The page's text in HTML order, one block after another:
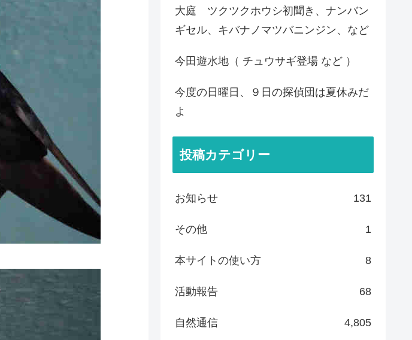
大庭 ツクツクホウシ初聞き、ナンバン
ギセル、キバナノマツバニンジン、など
今田遊水地（ チュウサギ登場 など ）
今度の日曜日、９日の探偵団は夏休みだ
よ
投稿カテゴリー
お知らせ 131
その他 1
本サイトの使い方 8
活動報告 68
自然通信 4,805